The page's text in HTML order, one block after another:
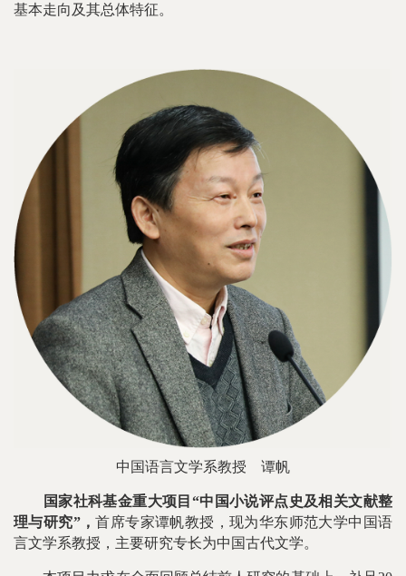
基本走向及其总体特征。
中国语言文学系教授 谭帆
国家社科基金重大项目“中国小说评点史及相关文献整
理与研究”，首席专家谭帆教授，现为华东师范大学中国语
言文学系教授，主要研究专长为中国古代文学。